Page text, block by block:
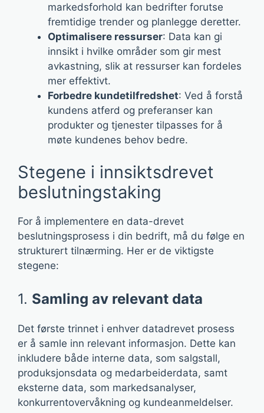
markedsforhold kan bedrifter forutse
fremtidige trender og planlegge deretter.
Optimalisere ressurser: Data kan gi
innsikt i hvilke områder som gir mest
avkastning, slik at ressurser kan fordeles
mer effektivt.
Forbedre kundetilfredshet: Ved å forstå
kundens atferd og preferanser kan
produkter og tjenester tilpasses for å
møte kundenes behov bedre.
Stegene i innsiktsdrevet
beslutningstaking
For å implementere en data-drevet
beslutningsprosess i din bedrift, må du følge en
strukturert tilnærming. Her er de viktigste
stegene:
1. Samling av relevant data
Det første trinnet i enhver datadrevet prosess
er å samle inn relevant informasjon. Dette kan
inkludere både interne data, som salgstall,
produksjonsdata og medarbeiderdata, samt
eksterne data, som markedsanalyser,
konkurrentovervåkning og kundeanmeldelser.